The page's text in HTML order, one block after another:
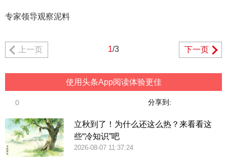
专家领导观察泥料
上一页 1/3 下一页
使用头条App阅读体验更佳
分享到:
0
立秋到了！为什么还这么热？来看看这
些“冷知识”吧
2026-08-07 11:37:24